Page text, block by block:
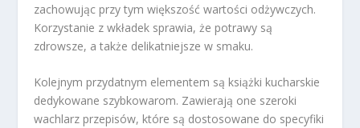
zachowując przy tym większość wartości odżywczych.
Korzystanie z wkładek sprawia, że potrawy są
zdrowsze, a także delikatniejsze w smaku.
Kolejnym przydatnym elementem są książki kucharskie
dedykowane szybkowarom. Zawierają one szeroki
wachlarz przepisów, które są dostosowane do specyfiki